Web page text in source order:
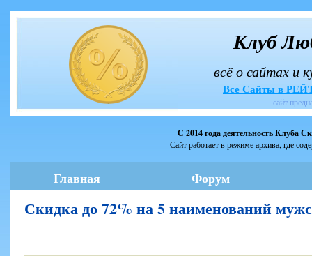
Клуб
всё о сайтах и
Все Сайты в
сайт
С 2014 года деятельность Клуба
Сайт работает в режиме архива, где
Главная Форум
Скидка до 72% на 5 наименований